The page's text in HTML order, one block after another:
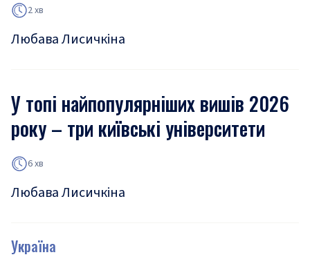
2 хв
Любава Лисичкіна
У топі найпопулярніших вишів 2026
року – три київські університети
6 хв
Любава Лисичкіна
Україна